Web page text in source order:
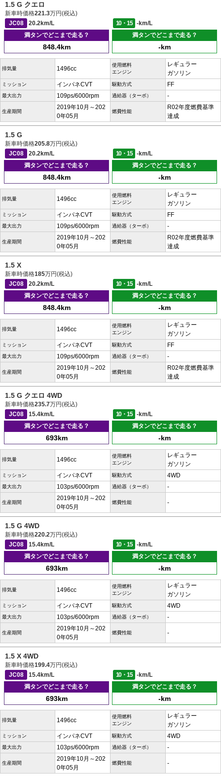
1.5 G クエロ
新車時価格221.3万円(税込)
JC08
20.2km/L 10・15
-km/L
満タンでどこまで走る？
848.4km
満タンでどこまで走る？
-km
排気量 1496cc
使用燃料
エンジン
レギュラー
ガソリン
ミッション インパネCVT 駆動方式 FF
最大出力 109ps/6000rpm 過給器（ターボ） -
生産期間
2019年10月～202
0年05月
燃費性能
R02年度燃費基準
達成
1.5 G
新車時価格205.8万円(税込)
JC08
20.2km/L 10・15
-km/L
満タンでどこまで走る？
848.4km
満タンでどこまで走る？
-km
排気量 1496cc
使用燃料
エンジン
レギュラー
ガソリン
ミッション インパネCVT 駆動方式 FF
最大出力 109ps/6000rpm 過給器（ターボ） -
生産期間
2019年10月～202
0年05月
燃費性能
R02年度燃費基準
達成
1.5 X
新車時価格185万円(税込)
JC08
20.2km/L 10・15
-km/L
満タンでどこまで走る？
848.4km
満タンでどこまで走る？
-km
排気量 1496cc
使用燃料
エンジン
レギュラー
ガソリン
ミッション インパネCVT 駆動方式 FF
最大出力 109ps/6000rpm 過給器（ターボ） -
生産期間
2019年10月～202
0年05月
燃費性能
R02年度燃費基準
達成
1.5 G クエロ 4WD
新車時価格235.7万円(税込)
JC08
15.4km/L 10・15
-km/L
満タンでどこまで走る？
693km
満タンでどこまで走る？
-km
排気量 1496cc
使用燃料
エンジン
レギュラー
ガソリン
ミッション インパネCVT 駆動方式 4WD
最大出力 103ps/6000rpm 過給器（ターボ） -
生産期間
2019年10月～202
0年05月
燃費性能 -
1.5 G 4WD
新車時価格220.2万円(税込)
JC08
15.4km/L 10・15
-km/L
満タンでどこまで走る？
693km
満タンでどこまで走る？
-km
排気量 1496cc
使用燃料
エンジン
レギュラー
ガソリン
ミッション インパネCVT 駆動方式 4WD
最大出力 103ps/6000rpm 過給器（ターボ） -
生産期間
2019年10月～202
0年05月
燃費性能 -
1.5 X 4WD
新車時価格199.4万円(税込)
JC08
15.4km/L 10・15
-km/L
満タンでどこまで走る？
693km
満タンでどこまで走る？
-km
排気量 1496cc
使用燃料
エンジン
レギュラー
ガソリン
ミッション インパネCVT 駆動方式 4WD
最大出力 103ps/6000rpm 過給器（ターボ） -
生産期間
2019年10月～202
0年05月
燃費性能 -